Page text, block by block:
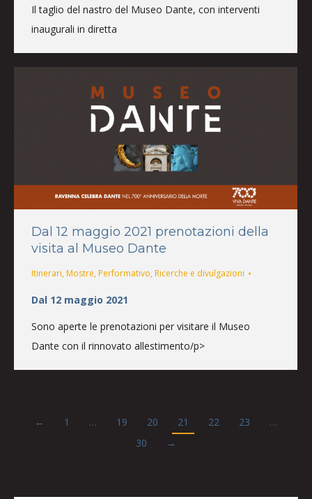
Il taglio del nastro del Museo Dante, con interventi
inaugurali in diretta
Dal 12 maggio 2021 prenotazioni della
visita al Museo Dante
Itinerari, Mostre, Performativo, Ricerche e divulgazioni
Dal 12 maggio 2021
Sono aperte le prenotazioni per visitare il Museo
Dante con il rinnovato allestimento/p>
← 1 … 19 20 21 22 23
…
30
→